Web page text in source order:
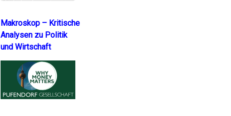
Makroskop – Kritische
Analysen zu Politik
und Wirtschaft